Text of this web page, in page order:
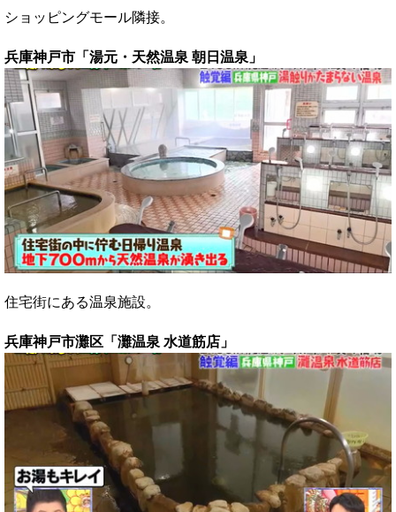
ショッピングモール隣接。
兵庫神戸市「湯元・天然温泉 朝日温泉」
住宅街にある温泉施設。
兵庫神戸市灘区「灘温泉 水道筋店」